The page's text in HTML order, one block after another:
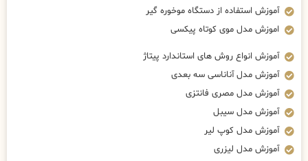
آموزش استفاده از دستگاه موخوره گیر
اموزش مدل موی کوتاه پیکسی
آموزش انواع روش های استاندارد پیتاژ
آموزش مدل آناناسی سه بعدی
آموزش مدل مصری فانتزی
آموزش مدل سیبل
آموزش مدل کوپ لیر
آموزش مدل لیزری